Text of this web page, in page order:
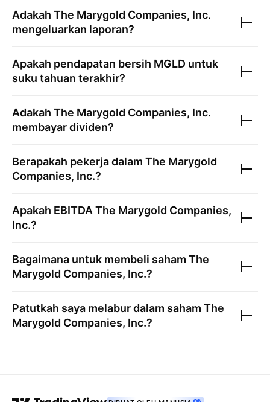
Adakah The Marygold Companies, Inc.
mengeluarkan laporan?
Apakah pendapatan bersih MGLD untuk
suku tahuan terakhir?
Adakah The Marygold Companies, Inc.
membayar dividen?
Berapakah pekerja dalam The Marygold
Companies, Inc.?
Apakah EBITDA The Marygold Companies,
Inc.?
Bagaimana untuk membeli saham The
Marygold Companies, Inc.?
Patutkah saya melabur dalam saham The
Marygold Companies, Inc.?